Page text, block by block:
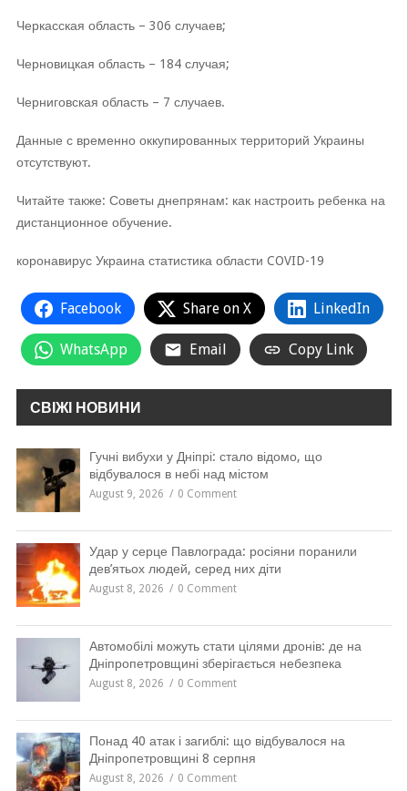
Черкасская область – 306 случаев;
Черновицкая область – 184 случая;
Черниговская область – 7 случаев.
Данные с временно оккупированных территорий Украины
отсутствуют.
Читайте также: Советы днепрянам: как настроить ребенка на
дистанционное обучение.
коронавирус Украина статистика области COVID-19
Facebook Share on X LinkedIn
WhatsApp Email Copy Link
СВІЖІ НОВИНИ
Гучні вибухи у Дніпрі: стало відомо, що
відбувалося в небі над містом
August 9, 2026 0 Comment
Удар у серце Павлограда: росіяни поранили
дев’ятьох людей, серед них діти
August 8, 2026 0 Comment
Автомобілі можуть стати цілями дронів: де на
Дніпропетровщині зберігається небезпека
August 8, 2026 0 Comment
Понад 40 атак і загиблі: що відбувалося на
Дніпропетровщині 8 серпня
August 8, 2026 0 Comment